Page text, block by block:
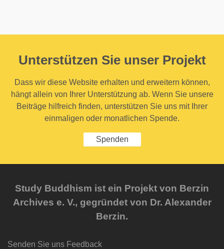
Unterstützen Sie unser Projekt
Dass wir diese Website erhalten und erweitern können,
hängt allein von Ihrer Unterstützung ab. Wenn Sie unsere
Beiträge hilfreich finden, unterstützen Sie uns mit Ihrer
einmaligen oder monatlichen Spende.
Spenden
Study Buddhism ist ein Projekt von Berzin
Archives e. V., gegründet von Dr. Alexander
Berzin.
Senden Sie uns Feedback